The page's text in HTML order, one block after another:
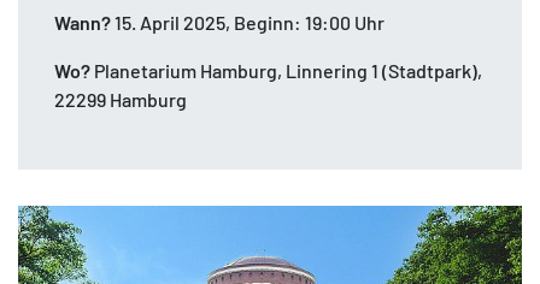
Wann?15. April 2025, Beginn: 19:00 Uhr
Wo? Planetarium Hamburg, Linnering 1 (Stadtpark),
22299 Hamburg